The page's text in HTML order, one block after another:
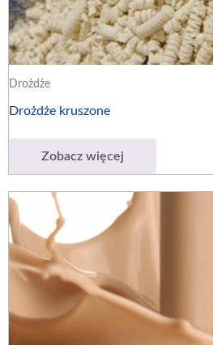
Drożdże
Drożdże kruszone
Zobacz więcej